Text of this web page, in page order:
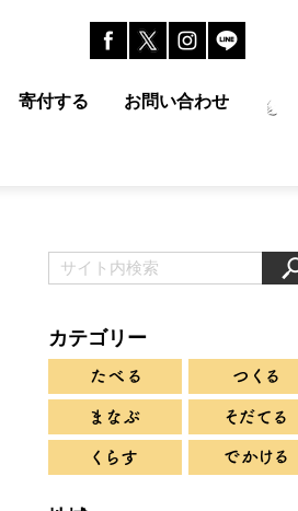
寄付する お問い合わせ
カテゴリー